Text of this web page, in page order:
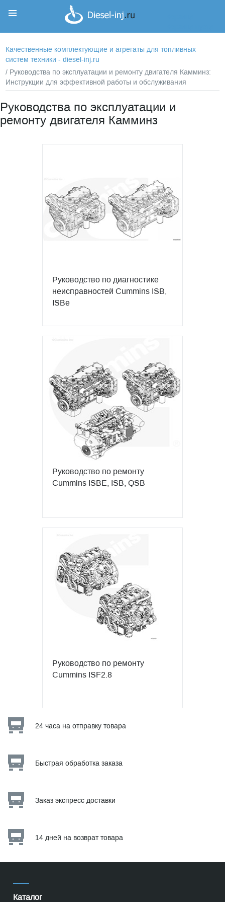
Качественные комплектующие и агрегаты для топливных
систем техники - diesel-inj.ru
/ Руководства по эксплуатации и ремонту двигателя Камминз:
Инструкции для эффективной работы и обслуживания
Руководства по эксплуатации и
ремонту двигателя Камминз
Руководство по диагностике
неисправностей Cummins ISB,
ISBe
Руководство по ремонту
Cummins ISBE, ISB, QSB
Руководство по ремонту
Cummins ISF2.8
24 часа на отправку товара
Быстрая обработка заказа
Заказ экспресс доставки
14 дней на возврат товара
Каталог